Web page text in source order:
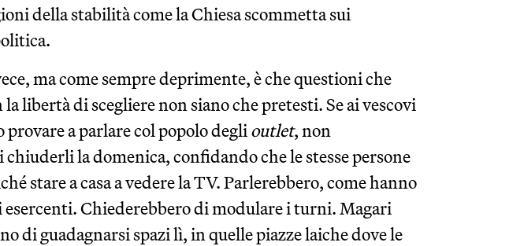
della stabilità come la Chiesa scommetta sui
ma come sempre deprimente, è che questioni che
la libertà di scegliere non siano che pretesti. Se ai vescovi
provare a parlare col popolo deglioutlet, non
la domenica, confidando che le stesse persone
stare a casa a vedere la TV. Parlerebbero, come hanno
esercenti. Chiederebbero di modulare i turni. Magari
di guadagnarsi spazi lì, in quelle piazze laiche dove le